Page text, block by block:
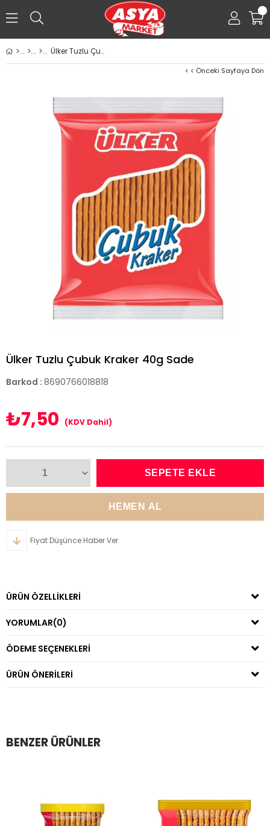
0
Ülker Tuzlu Çubuk Kraker 40g Sade
< < Önceki Sayfaya Dön
Ülker Tuzlu Çubuk Kraker 40g Sade
Barkod : 8690766018818
₺7,50 (KDV Dahil)
Fiyat Düşünce Haber Ver
ÜRÜN ÖZELLIKLERI
YORUMLAR(0)
ÖDEME SEÇENEKLERI
ÜRÜN ÖNERILERI
BENZER ÜRÜNLER